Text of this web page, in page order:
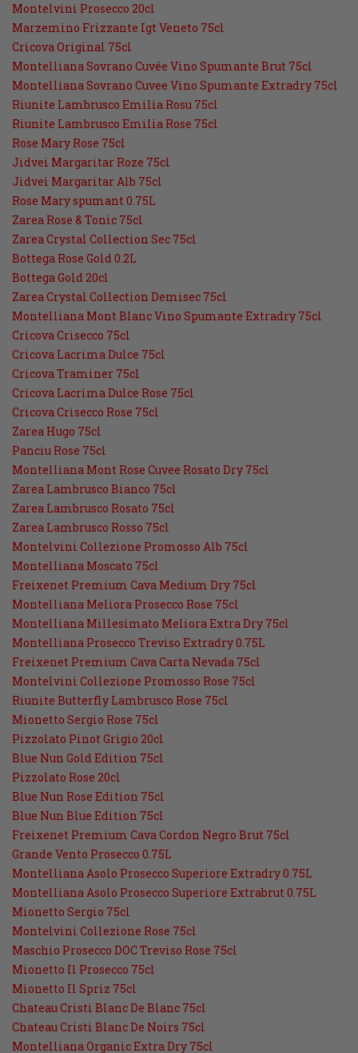
Montelvini Prosecco 20cl
Marzemino Frizzante Igt Veneto 75cl
Cricova Original 75cl
Montelliana Sovrano Cuvée Vino Spumante Brut 75cl
Montelliana Sovrano Cuvee Vino Spumante Extradry 75cl
Riunite Lambrusco Emilia Rosu 75cl
Riunite Lambrusco Emilia Rose 75cl
Rose Mary Rose 75cl
Jidvei Margaritar Roze 75cl
Jidvei Margaritar Alb 75cl
Rose Mary spumant 0.75L
Zarea Rose & Tonic 75cl
Zarea Crystal Collection Sec 75cl
Bottega Rose Gold 0.2L
Bottega Gold 20cl
Zarea Crystal Collection Demisec 75cl
Montelliana Mont Blanc Vino Spumante Extradry 75cl
Cricova Crisecco 75cl
Cricova Lacrima Dulce 75cl
Cricova Traminer 75cl
Cricova Lacrima Dulce Rose 75cl
Cricova Crisecco Rose 75cl
Zarea Hugo 75cl
Panciu Rose 75cl
Montelliana Mont Rose Cuvee Rosato Dry 75cl
Zarea Lambrusco Bianco 75cl
Zarea Lambrusco Rosato 75cl
Zarea Lambrusco Rosso 75cl
Montelvini Collezione Promosso Alb 75cl
Montelliana Moscato 75cl
Freixenet Premium Cava Medium Dry 75cl
Montelliana Meliora Prosecco Rose 75cl
Montelliana Millesimato Meliora Extra Dry 75cl
Montelliana Prosecco Treviso Extradry 0.75L
Freixenet Premium Cava Carta Nevada 75cl
Montelvini Collezione Promosso Rose 75cl
Riunite Butterfly Lambrusco Rose 75cl
Mionetto Sergio Rose 75cl
Pizzolato Pinot Grigio 20cl
Blue Nun Gold Edition 75cl
Pizzolato Rose 20cl
Blue Nun Rose Edition 75cl
Blue Nun Blue Edition 75cl
Freixenet Premium Cava Cordon Negro Brut 75cl
Grande Vento Prosecco 0.75L
Montelliana Asolo Prosecco Superiore Extradry 0.75L
Montelliana Asolo Prosecco Superiore Extrabrut 0.75L
Mionetto Sergio 75cl
Montelvini Collezione Rose 75cl
Maschio Prosecco DOC Treviso Rose 75cl
Mionetto Il Prosecco 75cl
Mionetto Il Spriz 75cl
Chateau Cristi Blanc De Blanc 75cl
Chateau Cristi Blanc De Noirs 75cl
Montelliana Organic Extra Dry 75cl